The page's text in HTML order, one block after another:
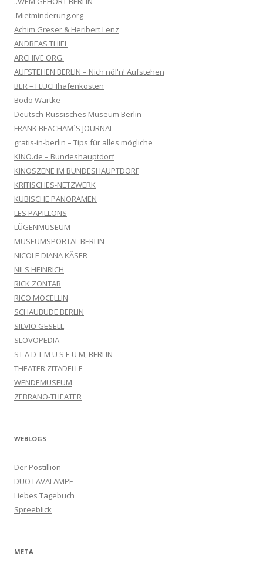
.Mietminderung.org
Achim Greser & Heribert Lenz
ANDREAS THIEL
ARCHIVE ORG.
AUFSTEHEN BERLIN – Nich nöl'n! Aufstehen
BER – FLUCHhafenkosten
Bodo Wartke
Deutsch-Russisches Museum Berlin
FRANK BEACHAM´S JOURNAL
gratis-in-berlin – Tips für alles mögliche
KINO.de – Bundeshauptdorf
KINOSZENE IM BUNDESHAUPTDORF
KRITISCHES-NETZWERK
KUBISCHE PANORAMEN
LES PAPILLONS
LÜGENMUSEUM
MUSEUMSPORTAL BERLIN
NICOLE DIANA KÄSER
NILS HEINRICH
RICK ZONTAR
RICO MOCELLIN
SCHAUBUDE BERLIN
SILVIO GESELL
SLOVOPEDIA
ST A D T M U S E U M, BERLIN
THEATER ZITADELLE
WENDEMUSEUM
ZEBRANO-THEATER
WEBLOGS
Der Postillion
DUO LAVALAMPE
Liebes Tagebuch
Spreeblick
META